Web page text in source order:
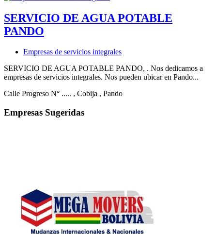
SERVICIO DE AGUA POTABLE
PANDO
Empresas de servicios integrales
SERVICIO DE AGUA POTABLE PANDO, . Nos dedicamos a
empresas de servicios integrales. Nos pueden ubicar en Pando...
Calle Progreso N° ..... , Cobija , Pando
Empresas Sugeridas